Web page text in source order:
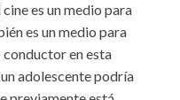
es un medio para
es un medio para
conductor en esta
adolescente podría